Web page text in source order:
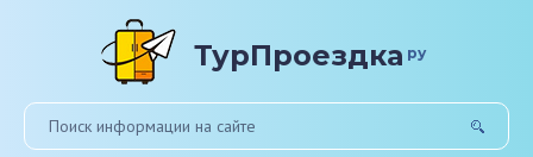
ТурПроездка ру